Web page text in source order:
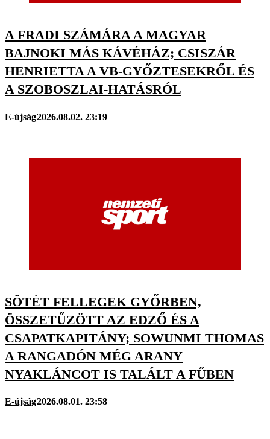
A FRADI SZÁMÁRA A MAGYAR
BAJNOKI MÁS KÁVÉHÁZ; CSISZÁR
HENRIETTA A VB-GYŐZTESEKRŐL ÉS
A SZOBOSZLAI-HATÁSRÓL
E-újság2026.08.02. 23:19
SÖTÉT FELLEGEK GYŐRBEN,
ÖSSZETŰZÖTT AZ EDZŐ ÉS A
CSAPATKAPITÁNY; SOWUNMI THOMAS
A RANGADÓN MÉG ARANY
NYAKLÁNCOT IS TALÁLT A FŰBEN
E-újság2026.08.01. 23:58